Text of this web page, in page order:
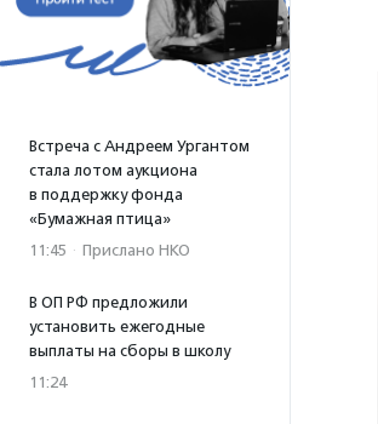
Встреча с Андреем Ургантом
стала лотом аукциона
в поддержку фонда
«Бумажная птица»
11:45 · Прислано НКО
В ОП РФ предложили
установить ежегодные
выплаты на сборы в школу
11:24